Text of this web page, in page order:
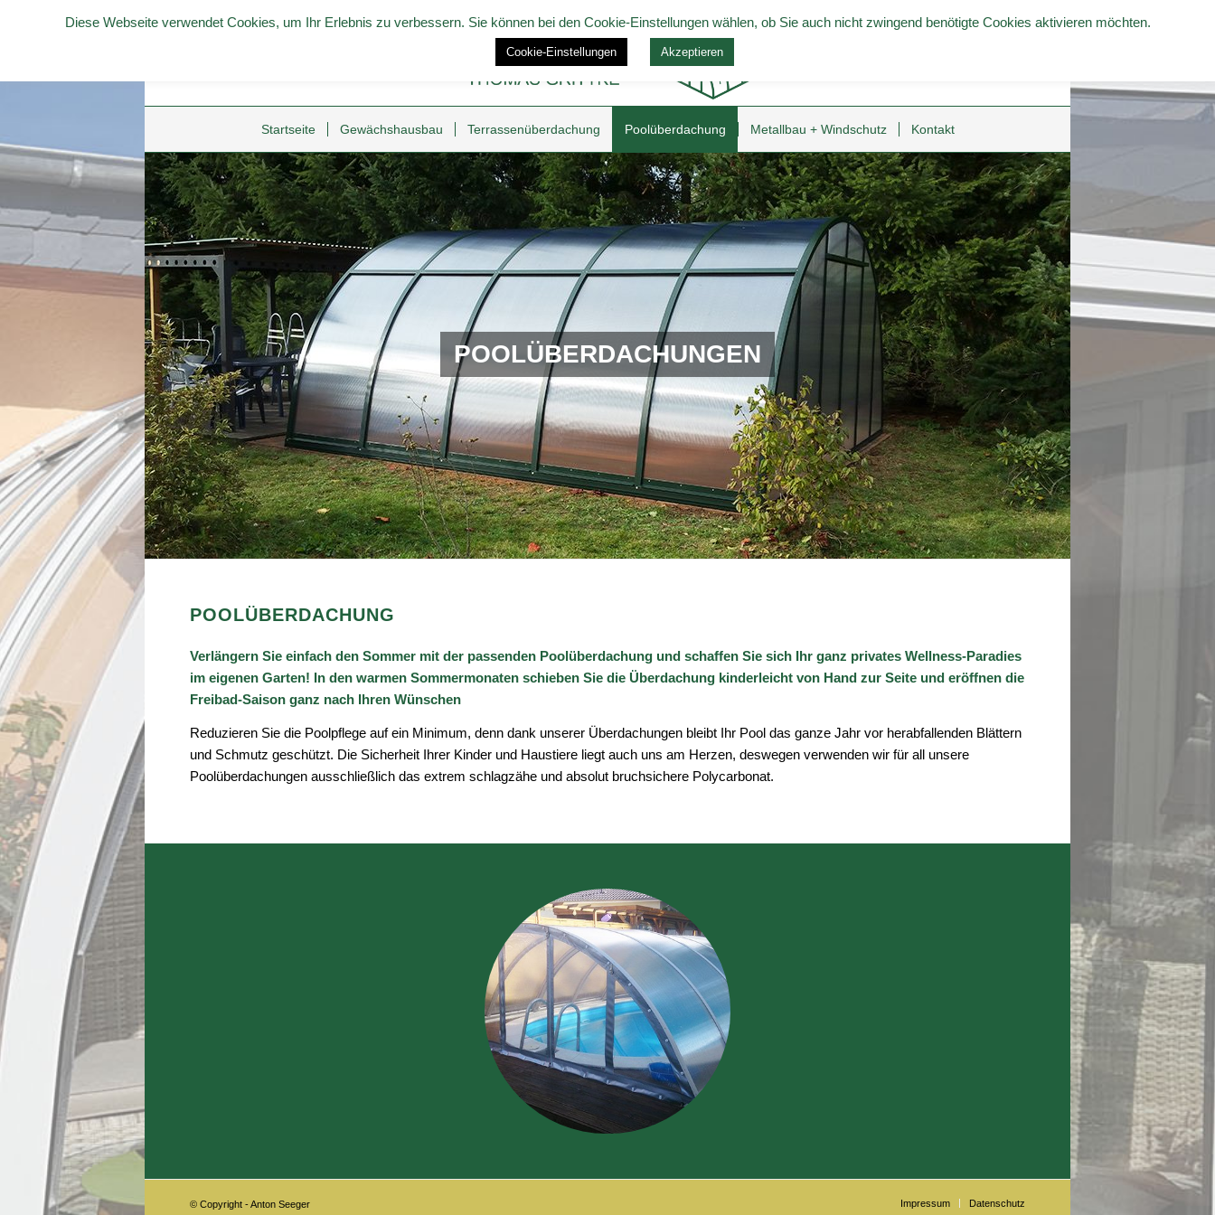
Startseite Gewächshausbau Terrassenüberdachung Poolüberdachung Metallbau + Windschutz Kontakt
POOLÜBERDACHUNGEN
POOLÜBERDACHUNG
Verlängern Sie einfach den Sommer mit der passenden Poolüberdachung und schaffen Sie sich Ihr ganz privates Wellness-Paradies
im eigenen Garten! In den warmen Sommermonaten schieben Sie die Überdachung kinderleicht von Hand zur Seite und eröffnen die
Freibad-Saison ganz nach Ihren Wünschen
Reduzieren Sie die Poolpflege auf ein Minimum, denn dank unserer Überdachungen bleibt Ihr Pool das ganze Jahr vor herabfallenden Blättern
und Schmutz geschützt. Die Sicherheit Ihrer Kinder und Haustiere liegt auch uns am Herzen, deswegen verwenden wir für all unsere
Poolüberdachungen ausschließlich das extrem schlagzähe und absolut bruchsichere Polycarbonat.
Schwimmbadüberdachung
© Copyright - Anton Seeger Impressum Datenschutz
Diese Webseite verwendet Cookies, um Ihr Erlebnis zu verbessern. Sie können bei den Cookie-Einstellungen wählen, ob Sie auch nicht zwingend benötigte Cookies aktivieren möchten.
Cookie-Einstellungen Akzeptieren